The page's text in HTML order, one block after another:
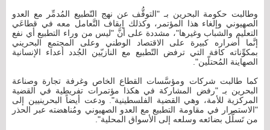
وطالبت حكومة البحرين بـ "التوقُّف عن نهج التّطبيع المُدمِّر مع العدو
الصهيوني وإلغاء هذا المؤتمر، وكذلك إيقاف التَّعامل معه في قطاعَي
التعليم والشباب وغيرها"، مشددة على أنَّ "ليس من وراء التطبيع أي نفع
إنَّما أضراره كبيرة على الاقتصاد الوطني وعلى المجتمع البحريني
بمكوِّناته كافة التي ترفض التّطبيع مع النازيّين الجُدد أعداء الإنسانية
الصهاينة المُحتلّين".
كما طالبت شركات ومؤسَّسات القطاع الخاص وغرفة تجارة وصناعة
البحرين بـ "رفض المشاركة في هكذا مؤتمرات تفريطية في القضية
المركزية للأمة، وهي القضية الفلسطينية". ودعت أيضاً البحرينيين إلى
"الاستمرار في مقاومة التطبيع مع العدو الصهيوني ومُناهضته عبر الحذر
من تَسلُّل بضائعه وسلعه إلى الأسواق المحلية".